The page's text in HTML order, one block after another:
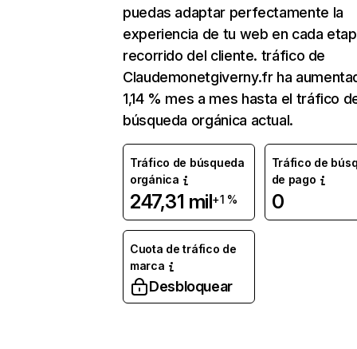
puedas adaptar perfectamente la
experiencia de tu web en cada
recorrido del cliente. tráfico de
Claudemonetgiverny.fr ha
1,14 % mes a mes hasta el tráfico
búsqueda orgánica actual.
Tráfico de búsqueda
orgánica
247,31 mil+1 %
Tráfico de
de pago
0
Cuota de tráfico de
marca
Desbloquear